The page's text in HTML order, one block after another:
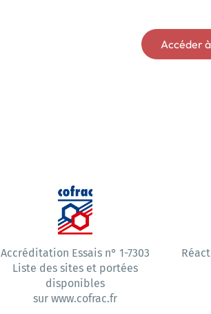
Accéder
Accréditation Essais n° 1-7303
Liste des sites et portées
disponibles
sur www.cofrac.fr